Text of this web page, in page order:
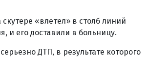
«влетел» в столб линий
и его доставили в больницу.
ДТП, в результате которого